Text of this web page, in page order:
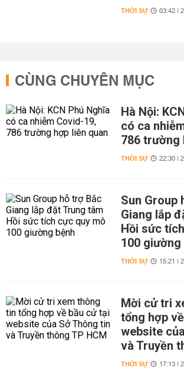
THỜI SỰ 03:42 |
CÙNG CHUYÊN MỤC
Hà Nội:
có ca
786 trường
THỜI SỰ 22:30 |
Sun Group
Giang lắp
Hồi sức
100 giường
THỜI SỰ 15:21 |
Mời cử tri
tổng hợp
website
và Truyền
THỜI SỰ 17:13 |